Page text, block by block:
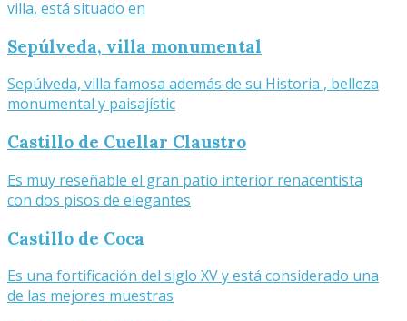
villa, está situado en
Sepúlveda, villa monumental
Sepúlveda, villa famosa además de su Historia , belleza
monumental y paisajístic
Castillo de Cuellar Claustro
Es muy reseñable el gran patio interior renacentista
con dos pisos de elegantes
Castillo de Coca
Es una fortificación del siglo XV y está considerado una
de las mejores muestras